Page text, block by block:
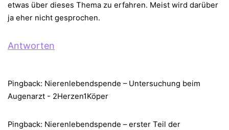
etwas über dieses Thema zu erfahren. Meist wird darüber
ja eher nicht gesprochen.
Antworten
Pingback: Nierenlebendspende – Untersuchung beim
Augenarzt - 2Herzen1Köper
Pingback: Nierenlebendspende – erster Teil der